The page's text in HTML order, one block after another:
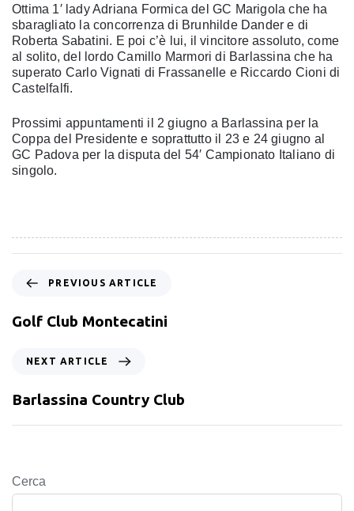
Ottima 1′ lady Adriana Formica del GC Marigola che ha
sbaragliato la concorrenza di Brunhilde Dander e di
Roberta Sabatini. E poi c’è lui, il vincitore assoluto, come
al solito, del lordo Camillo Marmori di Barlassina che ha
superato Carlo Vignati di Frassanelle e Riccardo Cioni di
Castelfalfi.
Prossimi appuntamenti il 2 giugno a Barlassina per la
Coppa del Presidente e soprattutto il 23 e 24 giugno al
GC Padova per la disputa del 54′ Campionato Italiano di
singolo.
PREVIOUS ARTICLE
Golf Club Montecatini
NEXT ARTICLE
Barlassina Country Club
Cerca